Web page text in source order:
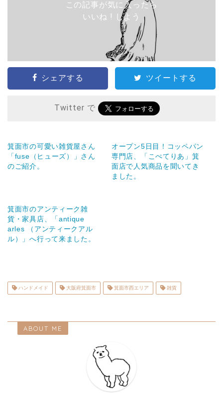
この記事が気に入ったら
いいね ! しよう
シェアする ツイートする
Twitter で
箕面市の可愛い雑貨屋さん
「fuse（ヒューズ）」さん
のご紹介。
オープン5日目！コッペパン
専門店、「こぺてりあ」箕
面店で人気商品を聞いてき
ました。
箕面市のアンティーク雑
貨・家具店、「antique
arles （アンティークアル
ル）」へ行って来ました。
ハンドメイド 大阪府箕面市 箕面市西エリア 雑貨
ABOUT ME